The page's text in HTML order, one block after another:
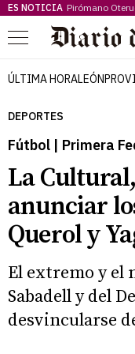
ES NOTICIA Pirómano
Menú
ÚLTIMA HORALEÓN
DEPORTES
Fútbol | Primera
La
anunciar
Querol y
El extremo y el
Sabadell y del
desvincularse